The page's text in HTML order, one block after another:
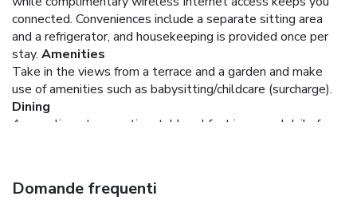
connected. Conveniences include a separate sitting area
and a refrigerator, and housekeeping is provided once per
stay. Amenities
Take in the views from a terrace and a garden and make
use of amenities such as babysitting/childcare (surcharge).
Dining
A complimentary continental breakfast is served daily from
provided for a surcharge (available 24 hours), and free self
Domande frequenti